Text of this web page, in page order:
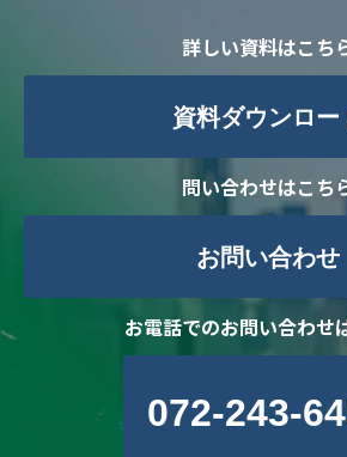
詳しい資料はこち
資料ダウンロー
問い合わせはこち
お問い合わせ
お電話でのお問い合わせ
072-243-